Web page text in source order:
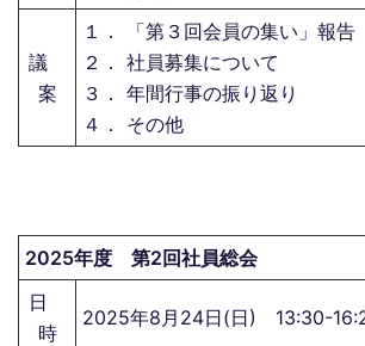
議
案
１． 「第３回会員の集い」報告
２． 社員募集について
３． 年間行事の振り返り
４． その他
2025年度 第2回社員総会
日
時
2025年8月24日(日) 13:30-